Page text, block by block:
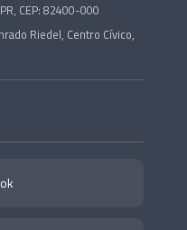
CEP: 82400-000
Riedel, Centro Cívico,